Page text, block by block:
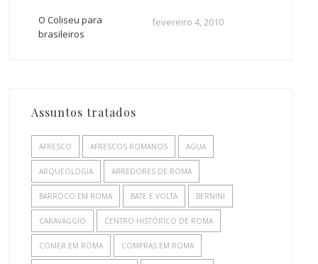
O Coliseu para
brasileiros
fevereiro 4, 2010
Assuntos tratados
AFRESCO AFRESCOS ROMANOS AGUA
ARQUEOLOGIA ARREDORES DE ROMA
BARROCO EM ROMA BATE E VOLTA BERNINI
CARAVAGGIO CENTRO HISTÓRICO DE ROMA
COMER EM ROMA COMPRAS EM ROMA